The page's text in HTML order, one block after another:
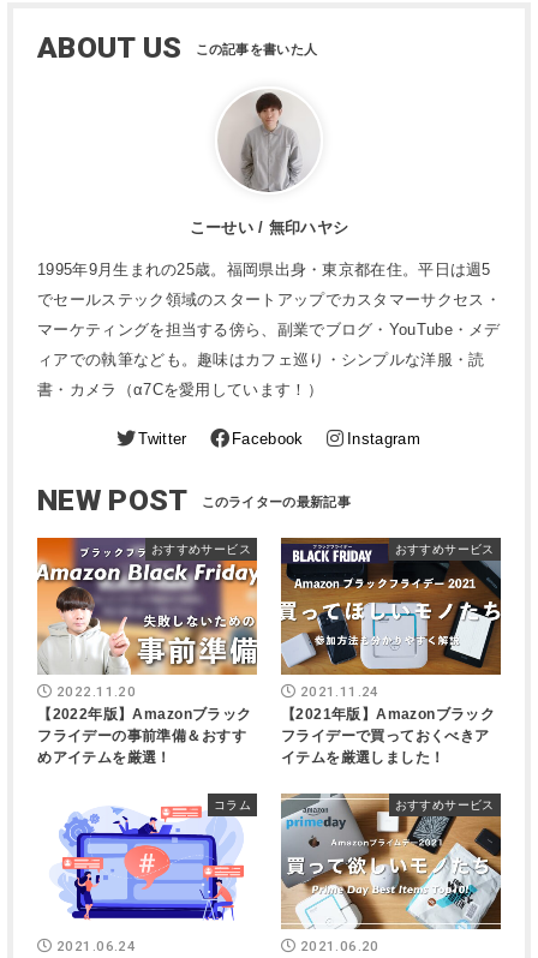
ABOUT US
こーせい / 無印ハヤシ
1995年9月生まれの25歳。福岡県出身・東京都在住。平日は週5
でセールステック領域のスタートアップでカスタマーサクセス・
マーケティングを担当する傍ら、副業でブログ・YouTube・メデ
ィアでの執筆なども。趣味はカフェ巡り・シンプルな洋服・読
書・カメラ（α7Cを愛用しています！）
Twitter Facebook Instagram
NEW POST
おすすめサービス
2022.11.20
【2022年版】Amazonブラック
フライデーの事前準備＆おすす
めアイテムを厳選！
おすすめサービス
2021.11.24
【2021年版】Amazonブラック
フライデーで買っておくべきア
イテムを厳選しました！
コラム
2021.06.24
おすすめサービス
2021.06.20